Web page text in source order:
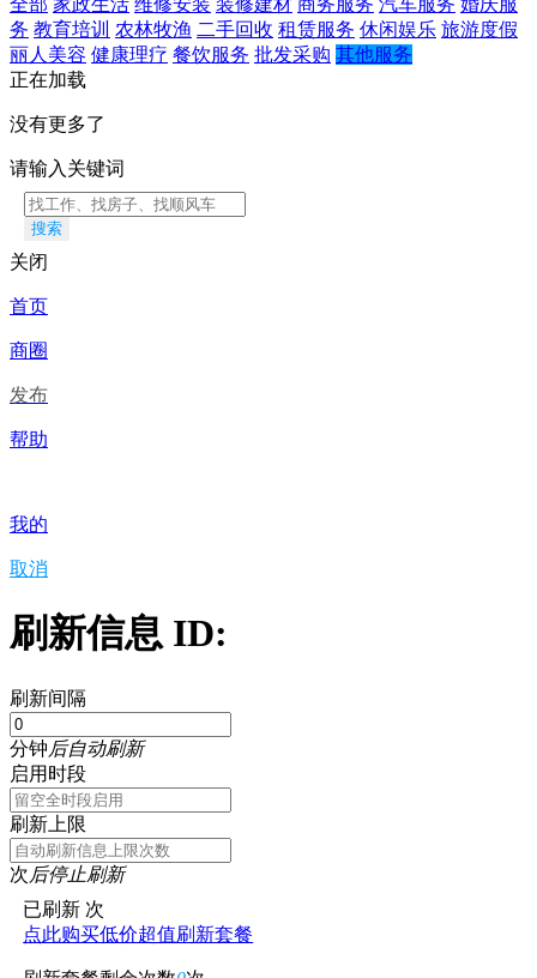
全部 家政生活 维修安装 装修建材 商务服务 汽车服务 婚庆服
务 教育培训 农林牧渔 二手回收 租赁服务 休闲娱乐 旅游度假
丽人美容 健康理疗 餐饮服务 批发采购 其他服务
正在加载
没有更多了
请输入关键词
搜索
关闭
首页
商圈
发布
帮助
我的
取消
刷新信息 ID:
刷新间隔
分钟后自动刷新
启用时段
刷新上限
次后停止刷新
已刷新 次
点此购买低价超值刷新套餐